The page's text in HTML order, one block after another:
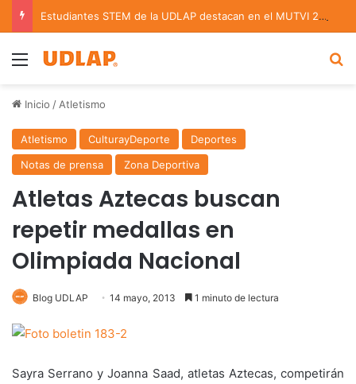
Estudiantes STEM de la UDLAP destacan en el MUTVI 2026
Menu
Inicio / Atletismo
Atletismo CulturayDeporte
Deportes
Notas de prensa
Zona Deportiva
Atletas Aztecas buscan
repetir medallas en
Olimpiada Nacional
Blog UDLAP 14 mayo, 2013 1 minuto de lectura
Sayra Serrano y Joanna Saad, atletas Aztecas, competirán